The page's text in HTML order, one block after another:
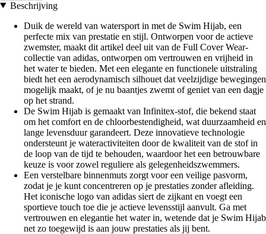
Beschrijving
Duik de wereld van watersport in met de Swim Hijab, een
perfecte mix van prestatie en stijl. Ontworpen voor de actieve
zwemster, maakt dit artikel deel uit van de Full Cover Wear-
collectie van adidas, ontworpen om vertrouwen en vrijheid in
het water te bieden. Met een elegante en functionele uitstraling
biedt het een aerodynamisch silhouet dat veelzijdige bewegingen
mogelijk maakt, of je nu baantjes zwemt of geniet van een dagje
op het strand.
De Swim Hijab is gemaakt van Infinitex-stof, die bekend staat
om het comfort en de chloorbestendigheid, wat duurzaamheid en
lange levensduur garandeert. Deze innovatieve technologie
ondersteunt je wateractiviteiten door de kwaliteit van de stof in
de loop van de tijd te behouden, waardoor het een betrouwbare
keuze is voor zowel reguliere als gelegenheidszwemmers.
Een verstelbare binnenmuts zorgt voor een veilige pasvorm,
zodat je je kunt concentreren op je prestaties zonder afleiding.
Het iconische logo van adidas siert de zijkant en voegt een
sportieve touch toe die je actieve levensstijl aanvult. Ga met
vertrouwen en elegantie het water in, wetende dat je Swim Hijab
net zo toegewijd is aan jouw prestaties als jij bent.